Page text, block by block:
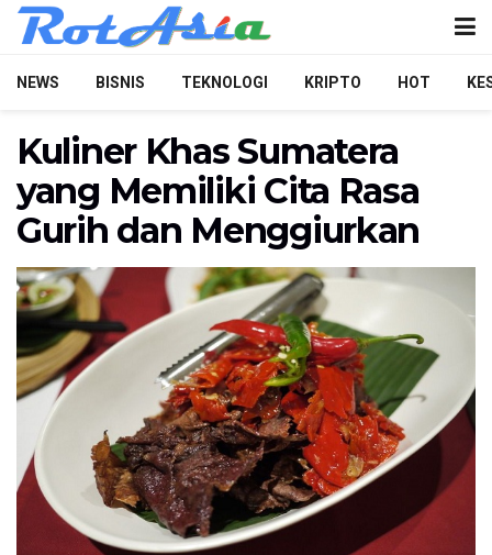
NEWS BISNIS TEKNOLOGI KRIPTO HOT
Kuliner Khas Sumatera
yang Memiliki Cita Rasa
Gurih dan Menggiurkan